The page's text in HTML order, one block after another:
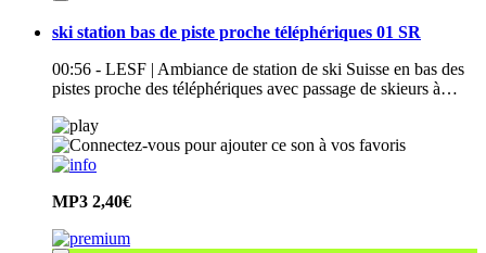
ski station bas de piste proche téléphériques 01 SR
00:56 - LESF | Ambiance de station de ski Suisse en bas des
pistes proche des téléphériques avec passage de skieurs à…
MP3 2,40€